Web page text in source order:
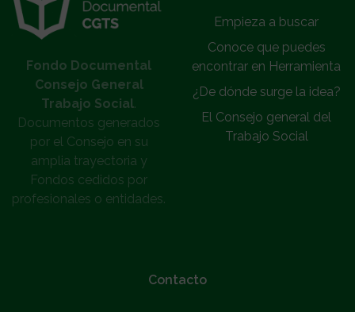
Fondo Documental
Consejo General
Trabajo Social.
Documentos generados
por el Consejo en su
amplia trayectoria y
Fondos cedidos por
profesionales o entidades.
Empieza a buscar
Conoce que puedes
encontrar en Herramienta
¿De dónde surge la idea?
El Consejo general del
Trabajo Social
Contacto